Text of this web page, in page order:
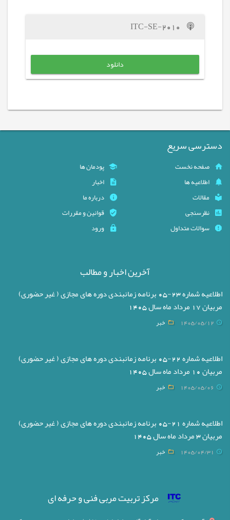
دانلود
دسترسی سریع
صفحه نخست
پودمان ها
اطلاعیه ها
اخبار
مقالات
درباره ما
نظرسنجی
قوانین و مقررات
سوالات متداول
ورود
آخرین اخبار و مطالب
اطلاعیه شماره 23-05 برنامه زمانبندی دوره های مجازی ( غیر حضوری)
مربیان 17 مرداد ماه سال 1405
1405/05/12 خبر
اطلاعیه شماره 22-05 برنامه زمانبندی دوره های مجازی ( غیر حضوری)
مربیان 10 مرداد ماه سال 1405
1405/05/06 خبر
اطلاعیه شماره 21-05 برنامه زمانبندی دوره های مجازی ( غیر حضوری)
مربیان 3 مرداد ماه سال 1405
1405/04/31 خبر
مرکز تربیت مربی فنی و حرفه ای